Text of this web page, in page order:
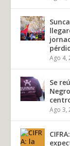
Ago 4,
Se
Ago 3,